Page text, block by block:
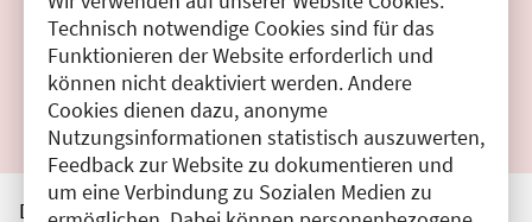
Technisch notwendige Cookies sind für das
Funktionieren der Website erforderlich und
können nicht deaktiviert werden. Andere
Cookies dienen dazu, anonyme
Nutzungsinformationen statistisch auszuwerten,
Feedback zur Website zu dokumentieren und
um eine Verbindung zu Sozialen Medien zu
Filter zurücksetzen
Ergebnisse drucken
Die hier aufgeführten Veranstaltungen entsprechen